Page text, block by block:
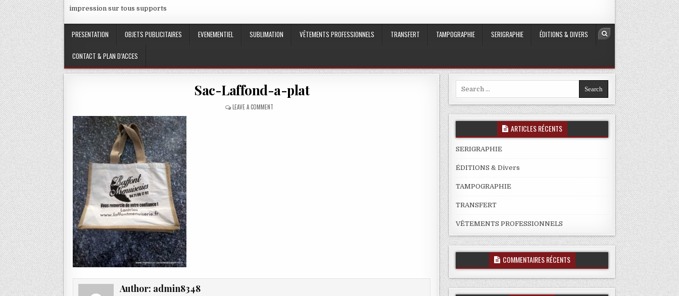
impression sur tous supports
PRESENTATION OBJETS PUBLICITAIRES EVENEMENTIEL SUBLIMATION VÊTEMENTS PROFESSIONNELS TRANSFERT TAMPOGRAPHIE SERIGRAPHIE ÉDITIONS & DIVERS
CONTACT & PLAN D’ACCES
Search
Sac-Laffond-a-plat
LEAVE A COMMENTON
Author: admin8348
ARTICLES RÉCENTS
SERIGRAPHIE
ÉDITIONS & Divers
TAMPOGRAPHIE
TRANSFERT
VÊTEMENTS PROFESSIONNELS
COMMENTAIRES RÉCENTS